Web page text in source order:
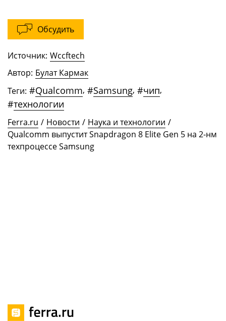
Обсудить
Источник: Wccftech
Автор: Булат Кармак
Теги: #Qualcomm, #Samsung, #чип,
#технологии
Ferra.ru / Новости / Наука и технологии /
Qualcomm выпустит Snapdragon 8 Elite Gen 5 на 2-нм
техпроцессе Samsung